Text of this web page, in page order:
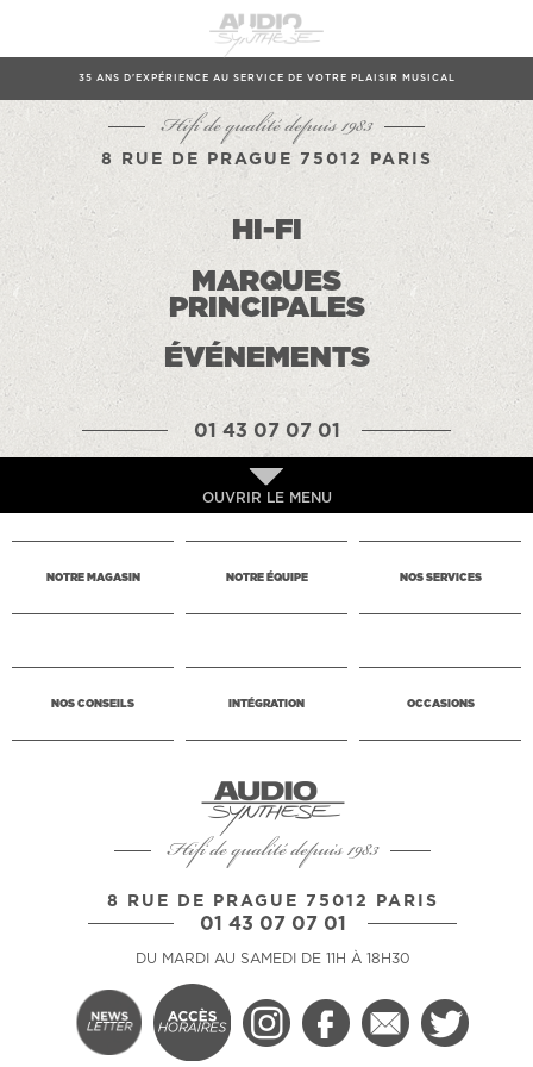
35 ANS D'EXPÉRIENCE AU SERVICE DE VOTRE PLAISIR MUSICAL
Hifi de qualité depuis 1983
8 RUE DE PRAGUE 75012 PARIS
HI-FI
MARQUES
PRINCIPALES
ÉVÉNEMENTS
01 43 07 07 01
OUVRIR LE MENU
NOTRE MAGASIN NOTRE ÉQUIPE NOS SERVICES
NOS CONSEILS INTÉGRATION OCCASIONS
Hifi de qualité depuis 1983
8 RUE DE PRAGUE 75012 PARIS
01 43 07 07 01
DU MARDI AU SAMEDI DE 11H À 18H30